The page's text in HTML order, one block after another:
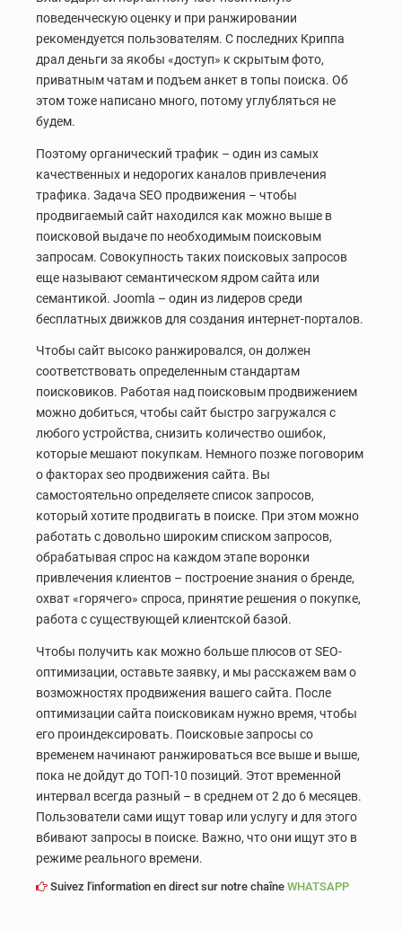
поведенческую оценку и при ранжировании
рекомендуется пользователям. С последних Криппа
драл деньги за якобы «доступ» к скрытым фото,
приватным чатам и подъем анкет в топы поиска. Об
этом тоже написано много, потому углубляться не
будем.
Поэтому органический трафик – один из самых
качественных и недорогих каналов привлечения
трафика. Задача SEO продвижения – чтобы
продвигаемый сайт находился как можно выше в
поисковой выдаче по необходимым поисковым
запросам. Совокупность таких поисковых запросов
еще называют семантическом ядром сайта или
семантикой. Joomla – один из лидеров среди
бесплатных движков для создания интернет-порталов.
Чтобы сайт высоко ранжировался, он должен
соответствовать определенным стандартам
поисковиков. Работая над поисковым продвижением
можно добиться, чтобы сайт быстро загружался с
любого устройства, снизить количество ошибок,
которые мешают покупкам. Немного позже поговорим
о факторах seo продвижения сайта. Вы
самостоятельно определяете список запросов,
который хотите продвигать в поиске. При этом можно
работать с довольно широким списком запросов,
обрабатывая спрос на каждом этапе воронки
привлечения клиентов – построение знания о бренде,
охват «горячего» спроса, принятие решения о покупке,
работа с существующей клиентской базой.
Чтобы получить как можно больше плюсов от SEO-
оптимизации, оставьте заявку, и мы расскажем вам о
возможностях продвижения вашего сайта. После
оптимизации сайта поисковикам нужно время, чтобы
его проиндексировать. Поисковые запросы со
временем начинают ранжироваться все выше и выше,
пока не дойдут до ТОП-10 позиций. Этот временной
интервал всегда разный – в среднем от 2 до 6 месяцев.
Пользователи сами ищут товар или услугу и для этого
вбивают запросы в поиске. Важно, что они ищут это в
режиме реального времени.
Suivez l'information en direct sur notre chaîne WHATSAPP